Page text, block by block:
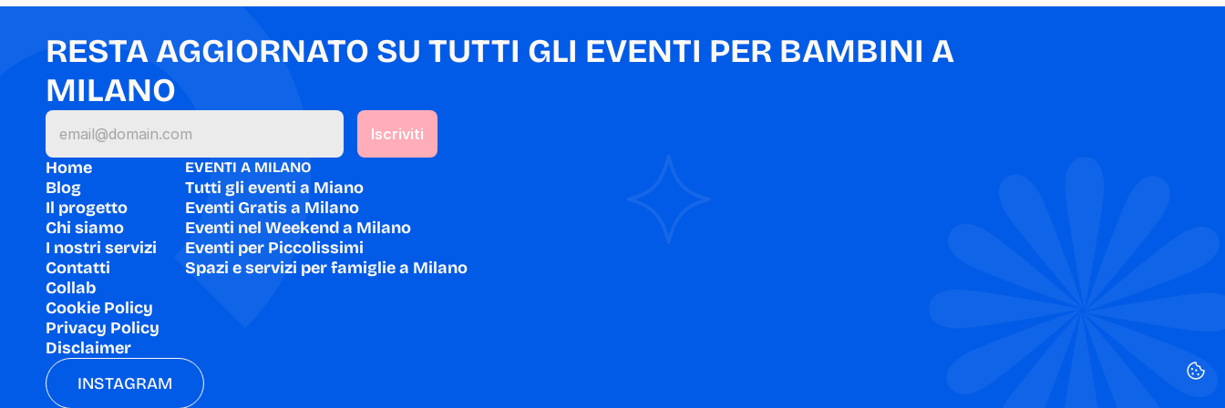
RESTA AGGIORNATO SU TUTTI GLI EVENTI PER BAMBINI A
MILANO
Home
Blog
Il progetto
Chi siamo
I nostri servizi
Contatti
Cookie Policy
Privacy Policy
Disclaimer
Collab
EVENTI A MILANO
Tutti gli eventi a Miano
Eventi Gratis a Milano
Eventi nel Weekend a Milano
Eventi per Piccolissimi
Spazi e servizi per famiglie a Milano
INSTAGRAM